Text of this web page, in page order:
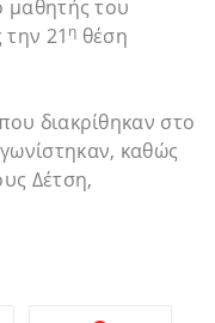
μαθητής του
21 η θέση
διακρίθηκαν στο
καθώς
Δέτση,